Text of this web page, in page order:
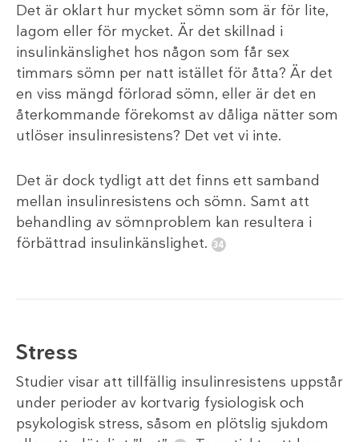
Det är oklart hur mycket sömn som är för lite,
lagom eller för mycket. Är det skillnad i
insulinkänslighet hos någon som får sex
timmars sömn per natt istället för åtta? Är det
en viss mängd förlorad sömn, eller är det en
återkommande förekomst av dåliga nätter som
utlöser insulinresistens? Det vet vi inte.
Det är dock tydligt att det finns ett samband
mellan insulinresistens och sömn. Samt att
behandling av sömnproblem kan resultera i
förbättrad insulinkänslighet.
Stress
Studier visar att tillfällig insulinresistens uppstår
under perioder av kortvarig fysiologisk och
psykologisk stress, såsom en plötslig sjukdom